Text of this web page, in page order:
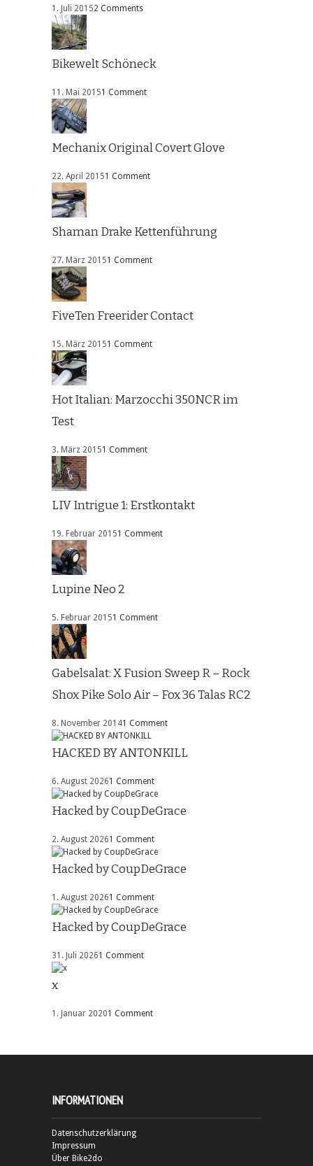
1. Juli 20152 Comments
Bikewelt Schöneck
11. Mai 20151 Comment
Mechanix Original Covert Glove
22. April 20151 Comment
Shaman Drake Kettenführung
27. März 20151 Comment
FiveTen Freerider Contact
15. März 20151 Comment
Hot Italian: Marzocchi 350NCR im
Test
3. März 20151 Comment
LIV Intrigue 1: Erstkontakt
19. Februar 20151 Comment
Lupine Neo 2
5. Februar 20151 Comment
Gabelsalat: X Fusion Sweep R – Rock
Shox Pike Solo Air – Fox 36 Talas RC2
8. November 20141 Comment
HACKED BY ANTONKILL
6. August 20261 Comment
Hacked by CoupDeGrace
2. August 20261 Comment
Hacked by CoupDeGrace
1. August 20261 Comment
Hacked by CoupDeGrace
31. Juli 20261 Comment
x
1. Januar 20201 Comment
INFORMATIONEN
Datenschutzerklärung
Impressum
Über Bike2do